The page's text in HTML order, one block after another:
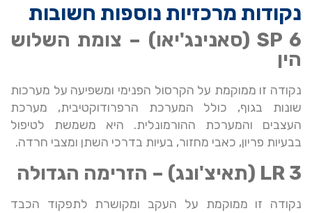
נקודות מרכזיות נוספות חשובות
SP 6 (סאנינג'יאו) – צומת השלוש
הין
נקודה זו ממוקמת על הקרסול הפנימי ומשפיעה על מערכות
שונות בגוף, כולל המערכת הרפרודוקטיבית, מערכת
העצבים והמערכת ההורמונלית. היא משמשת לטיפול
בבעיות פריון, כאבי מחזור, בעיות בדרכי השתן ומצבי חרדה.
LR 3 (תאיצ'ונג) – הזרימה הגדולה
נקודה זו ממוקמת על העקב ומקושרת לתפקוד הכבד